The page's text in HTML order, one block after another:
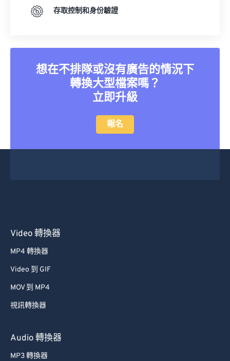
存取控制和身份驗證
想在不排隊或沒有廣告的情況下
轉換大型檔案嗎？
立即升級
報名
Video 轉換器
MP4 轉換器
Video 到 GIF
MOV 到 MP4
視訊轉換器
Audio 轉換器
MP3 轉換器